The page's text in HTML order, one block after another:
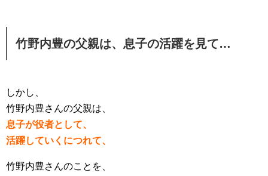
竹野内豊の父親は、息子の活躍を見て…
しかし、
竹野内豊さんの父親は、
息子が役者として、
活躍していくにつれて、
竹野内豊さんのことを、